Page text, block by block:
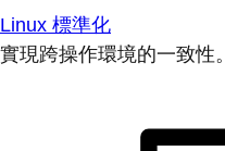
Linux 標準化
實現跨操作環境的一致性。